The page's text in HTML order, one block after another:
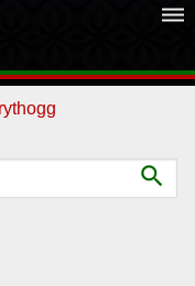
dehaze
search